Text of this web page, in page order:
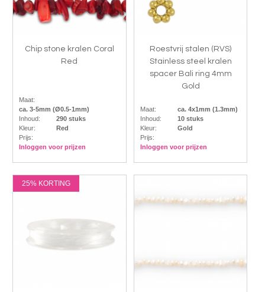
Chip stone kralen Coral
Red
Maat:
ca. 3-5mm (Ø0.5-1mm)
Inhoud:
290 stuks
Kleur:
Red
Prijs:
Inloggen voor prijzen
Roestvrij stalen (RVS)
Stainless steel kralen
spacer Bali ring 4mm
Gold
Maat:
ca. 4x1mm (1.3mm)
Inhoud:
10 stuks
Kleur:
Gold
Prijs:
Inloggen voor prijzen
25% KORTING